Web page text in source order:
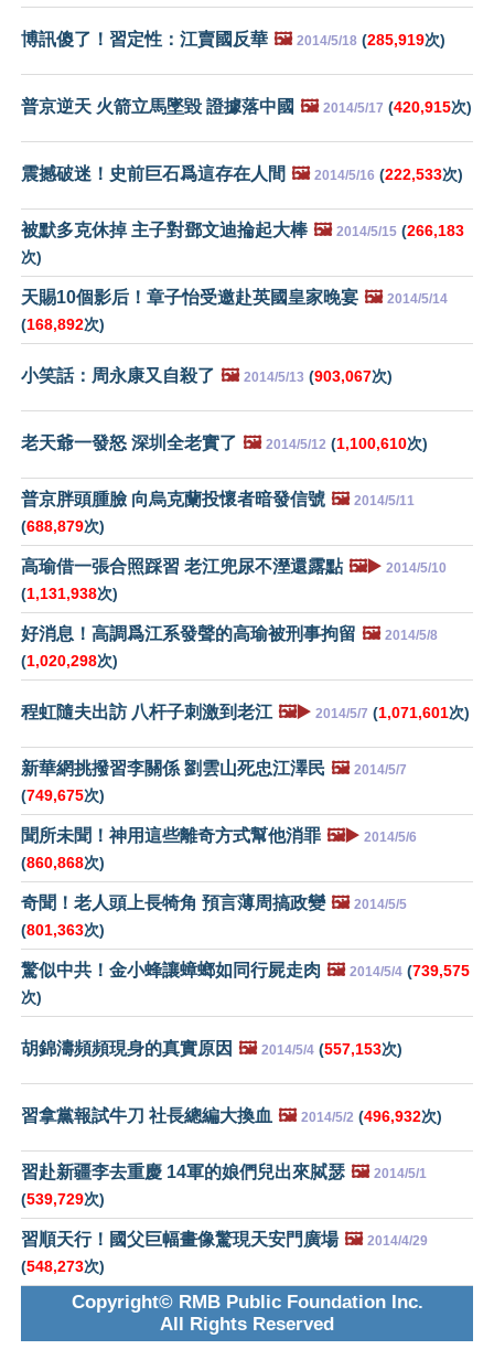
博訊傻了！習定性：江賣國反華 🖼️ 2014/5/18 (285,919次)
普京逆天 火箭立馬墜毀 證據落中國 🖼️ 2014/5/17 (420,915次)
震撼破迷！史前巨石爲這存在人間 🖼️ 2014/5/16 (222,533次)
被默多克休掉 主子對鄧文迪掄起大棒 🖼️ 2014/5/15 (266,183
次)
天賜10個影后！章子怡受邀赴英國皇家晚宴 🖼️ 2014/5/14
(168,892次)
小笑話：周永康又自殺了 🖼️ 2014/5/13 (903,067次)
老天爺一發怒 深圳全老實了 🖼️ 2014/5/12 (1,100,610次)
普京胖頭腫臉 向烏克蘭投懷者暗發信號 🖼️ 2014/5/11
(688,879次)
高瑜借一張合照踩習 老江兜尿不溼還露點 🖼️▶️ 2014/5/10
(1,131,938次)
好消息！高調爲江系發聲的高瑜被刑事拘留 🖼️ 2014/5/8
(1,020,298次)
程虹隨夫出訪 八杆子刺激到老江 🖼️▶️ 2014/5/7 (1,071,601次)
新華網挑撥習李關係 劉雲山死忠江澤民 🖼️ 2014/5/7
(749,675次)
聞所未聞！神用這些離奇方式幫他消罪 🖼️▶️ 2014/5/6
(860,868次)
奇聞！老人頭上長犄角 預言薄周搞政變 🖼️ 2014/5/5
(801,363次)
驚似中共！金小蜂讓蟑螂如同行屍走肉 🖼️ 2014/5/4 (739,575
次)
胡錦濤頻頻現身的真實原因 🖼️ 2014/5/4 (557,153次)
習拿黨報試牛刀 社長總編大換血 🖼️ 2014/5/2 (496,932次)
習赴新疆李去重慶 14軍的娘們兒出來脦瑟 🖼️ 2014/5/1
(539,729次)
習順天行！國父巨幅畫像驚現天安門廣場 🖼️ 2014/4/29
(548,273次)
Copyright© RMB Public Foundation Inc.
All Rights Reserved